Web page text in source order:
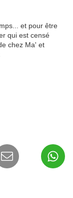
et pour être
qui est censé
chez Ma' et